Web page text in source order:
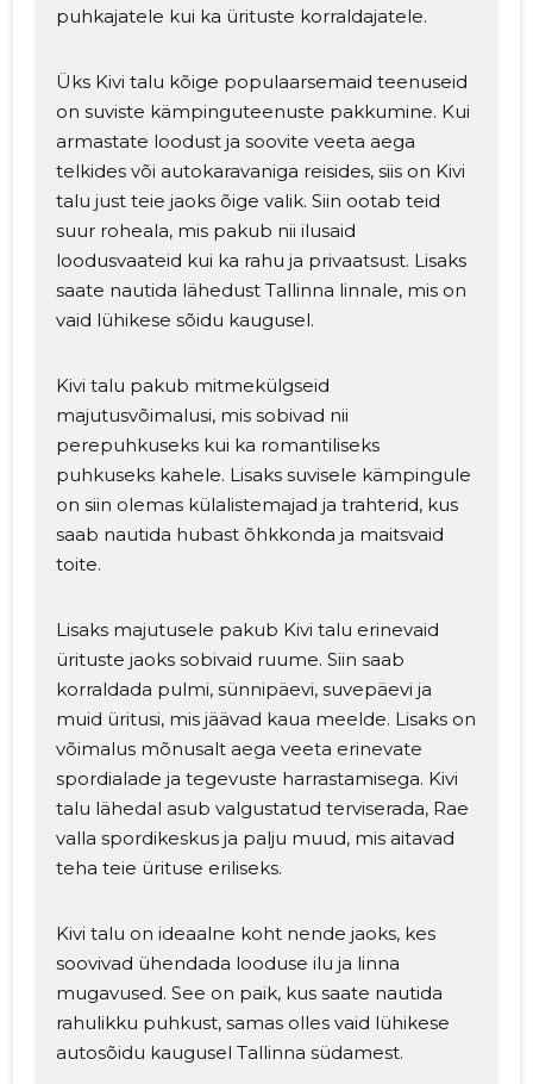
puhkajatele kui ka ürituste korraldajatele.
Üks Kivi talu kõige populaarsemaid teenuseid
on suviste kämpinguteenuste pakkumine. Kui
armastate loodust ja soovite veeta aega
telkides või autokaravaniga reisides, siis on Kivi
talu just teie jaoks õige valik. Siin ootab teid
suur roheala, mis pakub nii ilusaid
loodusvaateid kui ka rahu ja privaatsust. Lisaks
saate nautida lähedust Tallinna linnale, mis on
vaid lühikese sõidu kaugusel.
Kivi talu pakub mitmekülgseid
majutusvõimalusi, mis sobivad nii
perepuhkuseks kui ka romantiliseks
puhkuseks kahele. Lisaks suvisele kämpingule
on siin olemas külalistemajad ja trahterid, kus
saab nautida hubast õhkkonda ja maitsvaid
toite.
Lisaks majutusele pakub Kivi talu erinevaid
ürituste jaoks sobivaid ruume. Siin saab
korraldada pulmi, sünnipäevi, suvepäevi ja
muid üritusi, mis jäävad kaua meelde. Lisaks on
võimalus mõnusalt aega veeta erinevate
spordialade ja tegevuste harrastamisega. Kivi
talu lähedal asub valgustatud terviserada, Rae
valla spordikeskus ja palju muud, mis aitavad
teha teie ürituse eriliseks.
Kivi talu on ideaalne koht nende jaoks, kes
soovivad ühendada looduse ilu ja linna
mugavused. See on paik, kus saate nautida
rahulikku puhkust, samas olles vaid lühikese
autosõidu kaugusel Tallinna südamest.